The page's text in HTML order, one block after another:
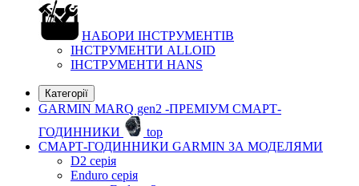
НАБОРИ ІНСТРУМЕНТІВ
ІНСТРУМЕНТИ ALLOID
ІНСТРУМЕНТИ HANS
Категорії
GARMIN MARQ gen2 -ПРЕМІУМ СМАРТ-
ГОДИННИКИ
top
СМАРТ-ГОДИННИКИ GARMIN ЗА МОДЕЛЯМИ
D2 серія
Enduro серія